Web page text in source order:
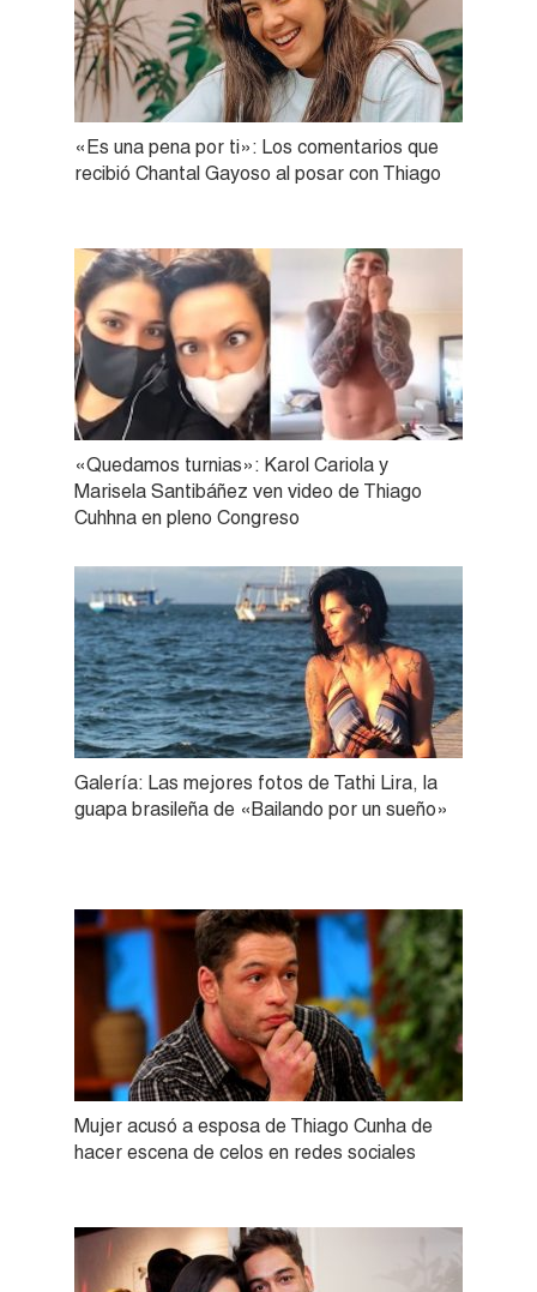
«Es una pena por ti»: Los comentarios que
recibió Chantal Gayoso al posar con Thiago
«Quedamos turnias»: Karol Cariola y
Marisela Santibáñez ven video de Thiago
Cuhhna en pleno Congreso
Galería: Las mejores fotos de Tathi Lira, la
guapa brasileña de «Bailando por un sueño»
Mujer acusó a esposa de Thiago Cunha de
hacer escena de celos en redes sociales